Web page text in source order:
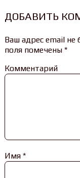
ДОБАВИТЬ
Ваш адрес email не
поля помечены *
Комментарий
Имя *